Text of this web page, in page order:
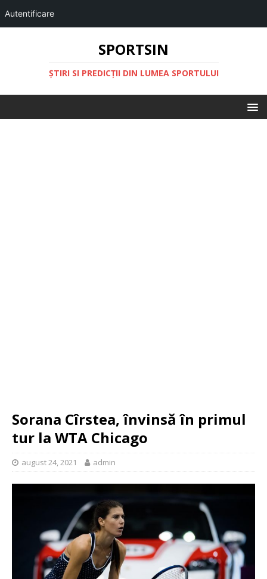
Autentificare
SPORTSIN
ŞTIRI SI PREDICŢII DIN LUMEA SPORTULUI
Sorana Cîrstea, învinsă în primul
tur la WTA Chicago
august 24, 2021 admin